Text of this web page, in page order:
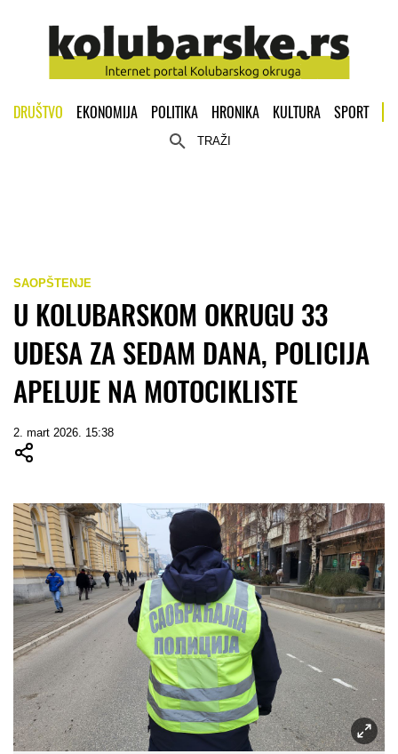
DRUŠTVO EKONOMIJA POLITIKA HRONIKA KULTURA SPORT
TRAŽI
SAOPŠTENJE
U KOLUBARSKOM OKRUGU 33
UDESA ZA SEDAM DANA, POLICIJA
APELUJE NA MOTOCIKLISTE
2. mart 2026. 15:38